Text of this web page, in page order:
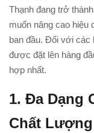
Thạnh đang trở
muốn nâng cao hiệu
ban đầu. Đối với các
được đặt lên hàng
hợp nhất.
1. Đa Dạng
Chất Lượng